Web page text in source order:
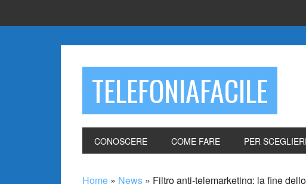
TELEFONIAFACILE
CONOSCERE COME FARE PER
Home » News » Filtro anti-telemarketing: la fine